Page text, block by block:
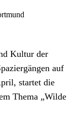
Kultur der
auf
startet die
Thema „Wilde